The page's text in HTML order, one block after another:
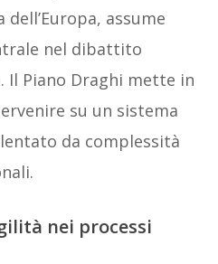
assume
nel dibattito
Il Piano Draghi mette in
su un sistema
da complessità
nei processi